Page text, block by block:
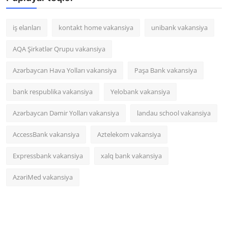
iş elanları kontakt home vakansiya unibank vakansiya
AQA Şirkətlər Qrupu vakansiya
Azərbaycan Hava Yolları vakansiya Paşa Bank vakansiya
bank respublika vakansiya Yelobank vakansiya
Azərbaycan Dəmir Yolları vakansiya landau school vakansiya
AccessBank vakansiya Aztelekom vakansiya
Expressbank vakansiya xalq bank vakansiya
AzəriMed vakansiya